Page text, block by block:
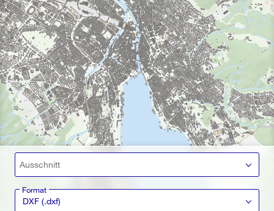
Ausschnitt
Format
DXF (.dxf)